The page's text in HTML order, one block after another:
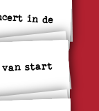
in de
van start